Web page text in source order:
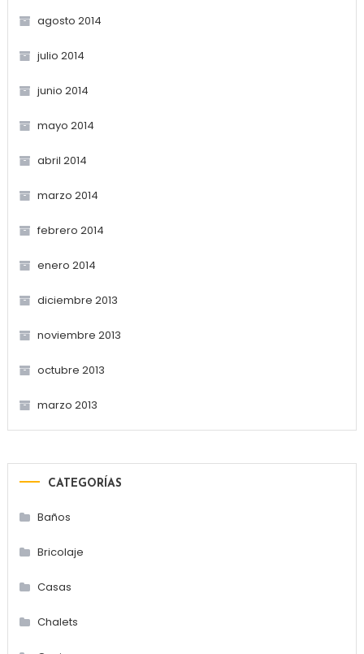
agosto 2014
julio 2014
junio 2014
mayo 2014
abril 2014
marzo 2014
febrero 2014
enero 2014
diciembre 2013
noviembre 2013
octubre 2013
marzo 2013
CATEGORÍAS
Baños
Bricolaje
Casas
Chalets